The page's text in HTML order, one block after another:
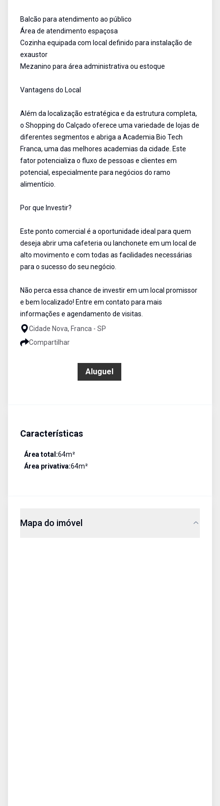
Balcão para atendimento ao público
Área de atendimento espaçosa
Cozinha equipada com local definido para instalação de
exaustor
Mezanino para área administrativa ou estoque
Vantagens do Local
Além da localização estratégica e da estrutura completa,
o Shopping do Calçado oferece uma variedade de lojas de
diferentes segmentos e abriga a Academia Bio Tech
Franca, uma das melhores academias da cidade. Este
fator potencializa o fluxo de pessoas e clientes em
potencial, especialmente para negócios do ramo
alimentício.
Por que Investir?
Este ponto comercial é a oportunidade ideal para quem
deseja abrir uma cafeteria ou lanchonete em um local de
alto movimento e com todas as facilidades necessárias
para o sucesso do seu negócio.
Não perca essa chance de investir em um local promissor
e bem localizado! Entre em contato para mais
informações e agendamento de visitas.
Cidade Nova, Franca - SP
Compartilhar
Aluguel
Características
Área total:64m²
Área privativa:64m²
Mapa do imóvel